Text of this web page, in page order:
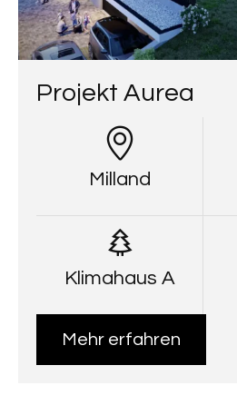
Projekt Aurea
Milland
Klimahaus A
Mehr erfahren